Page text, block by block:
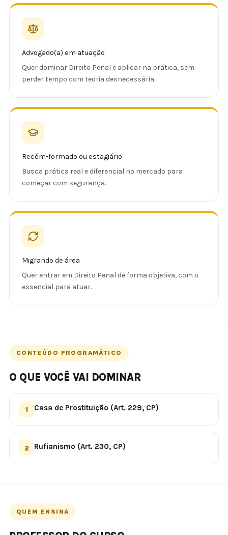
Advogado(a) em atuação
Quer dominar Direito Penal e aplicar na prática, sem
perder tempo com teoria desnecessária.
Recém-formado ou estagiário
Busca prática real e diferencial no mercado para
começar com segurança.
Migrando de área
Quer entrar em Direito Penal de forma objetiva, com o
essencial para atuar.
CONTEÚDO PROGRAMÁTICO
O QUE VOCÊ VAI DOMINAR
1 Casa de Prostituição (Art. 229, CP)
2 Rufianismo (Art. 230, CP)
QUEM ENSINA